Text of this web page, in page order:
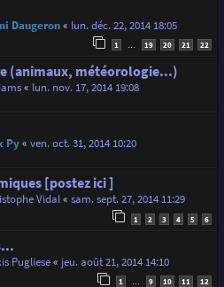
Daugeron« lun. déc. 22, 2014 18:05
1 … 19 20 21 22
(animaux, météorologie...)
« lun. nov. 17, 2014 19:08
Py« ven. oct. 31, 2014 10:20
[postez ici ]
Vidal« sam. sept. 27, 2014 11:29
1 2 3 4 5 6
Pugliese« jeu. août 21, 2014 14:10
1 9 10 11 12